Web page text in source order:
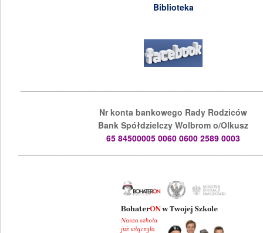
Biblioteka
Nr konta bankowego Rady Rodziców
Bank Spółdzielczy Wolbrom o/Olkusz
65 84500005 0060 0600 2589 0003